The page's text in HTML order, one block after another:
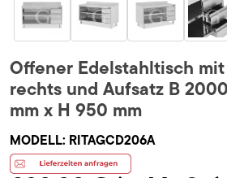
Offener Edelstahltisch
rechts und Aufsatz B
mm x H 950 mm
MODELL: RITAGCD206A